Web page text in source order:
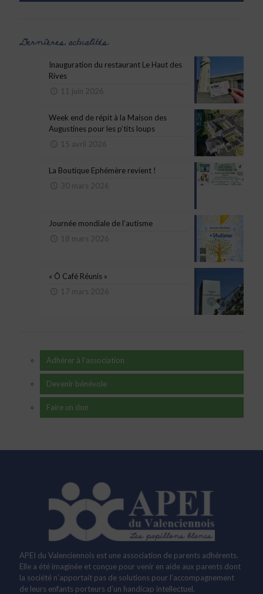
Dernières actualités
Inauguration du restaurant Le Haut des
Rives
11 juin 2026
Week end de répit à la Maison des
Augustines pour les p’tits loups
15 avril 2026
La Boutique Ephémère revient !
30 mars 2026
Journée mondiale de l’autisme
18 mars 2026
« Ô Café Réunis »
17 mars 2026
Adhérer à l’association
Devenir bénévole
Faire un don
APEI du Valenciennois est une association de parents adhérents.
Elle a été imaginée et conçue pour venir en aide aux parents dont
la société n’apportait pas de solutions pour l’accompagnement
de leurs enfants porteurs d’un handicap intellectuel.